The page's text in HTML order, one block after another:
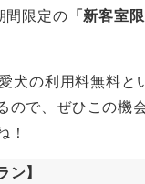
間限定の 「新客室
犬の利用料無料と
ので、ぜひこの機
！
ン】